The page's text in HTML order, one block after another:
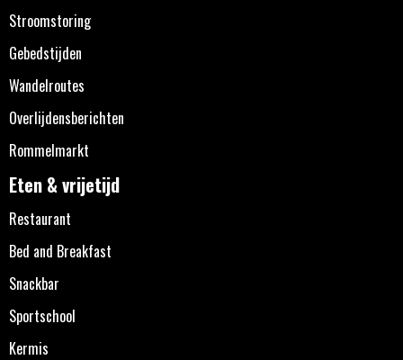
Stroomstoring
Gebedstijden
Wandelroutes
Overlijdensberichten
Rommelmarkt
Eten & vrijetijd
Restaurant
Bed and Breakfast
Snackbar
Sportschool
Kermis